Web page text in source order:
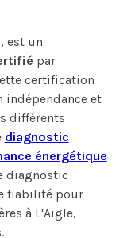
, est un
par
certification
indépendance et
différents
diagnostic
énergétique
diagnostic
fiabilité pour
à L'Aigle,